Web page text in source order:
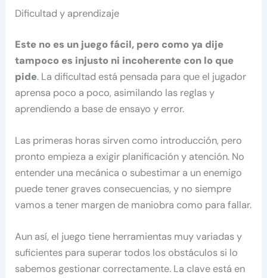
Dificultad y aprendizaje
Este no es un juego fácil, pero como ya dije
tampoco es injusto ni incoherente con lo que
pide. La dificultad está pensada para que el jugador
aprensa poco a poco, asimilando las reglas y
aprendiendo a base de ensayo y error.
Las primeras horas sirven como introducción, pero
pronto empieza a exigir planificación y atención. No
entender una mecánica o subestimar a un enemigo
puede tener graves consecuencias, y no siempre
vamos a tener margen de maniobra como para fallar.
Aun así, el juego tiene herramientas muy variadas y
suficientes para superar todos los obstáculos si lo
sabemos gestionar correctamente. La clave está en